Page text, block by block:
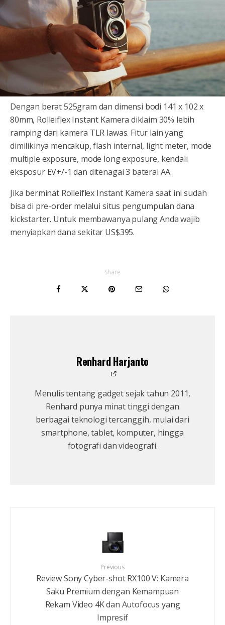
Dengan berat 525gram dan dimensi bodi 141 x 102 x
80mm, Rolleiflex Instant Kamera diklaim 30% lebih
ramping dari kamera TLR lawas. Fitur lain yang
dimilikinya mencakup, flash internal, light meter, mode
multiple exposure, mode long exposure, kendali
eksposur EV+/-1 dan ditenagai 3 baterai AA.
Jika berminat Rolleiflex Instant Kamera saat ini sudah
bisa di pre-order melalui situs pengumpulan dana
kickstarter. Untuk membawanya pulang Anda wajib
menyiapkan dana sekitar US$395.
Share
Renhard Harjanto
Menulis tentang gadget sejak tahun 2011,
Renhard punya minat tinggi dengan
berbagai teknologi tercanggih, mulai dari
smartphone, tablet, komputer, hingga
fotografi dan videografi.
Previous
Review Sony Cyber-shot RX100 V: Kamera
Saku Premium dengan Kemampuan
Rekam Video 4K dan Autofocus yang
Impresif